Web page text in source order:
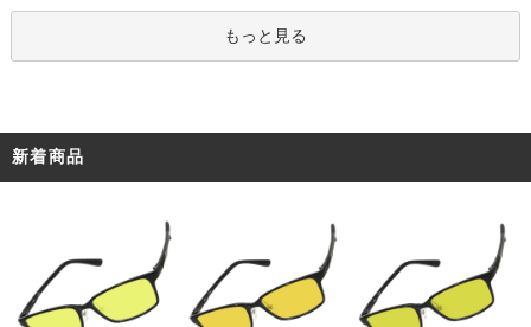
もっと見る
新着商品